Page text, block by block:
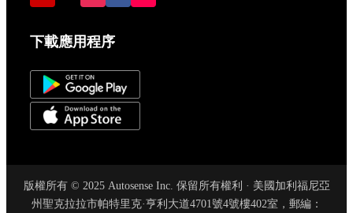
下載應用程序
版權所有 © 2025 Autosense Inc. 保留所有權利 · 美國加利福尼亞
州聖克拉拉市帕特里克·亨利大道4701號4號樓402室，郵編：